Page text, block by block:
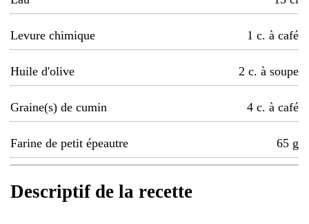
Levure chimique 1 c. à café
Huile d'olive 2 c. à soupe
Graine(s) de cumin 4 c. à café
Farine de petit épeautre 65 g
Descriptif de la recette